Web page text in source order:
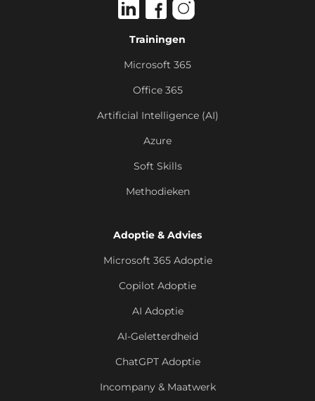
Trainingen
Microsoft 365
Office 365
Artificial Intelligence (AI)
Azure
Soft Skills
Methodieken
Adoptie & Advies
Microsoft 365 Adoptie
Copilot Adoptie
AI Adoptie
AI-Geletterdheid
ChatGPT Adoptie
Incompany & Maatwerk